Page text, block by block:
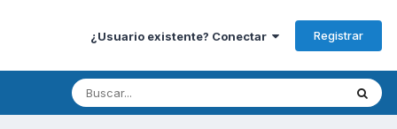
¿Usuario existente? Conectar Registrar